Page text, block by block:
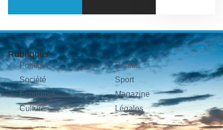
Rubriques
Politique
Société
Économie
Culture
Sorties
Sport
Magazine
Légales